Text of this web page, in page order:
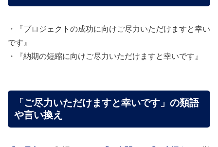
・『プロジェクトの成功に向けご尽力いただけますと幸い
です』
・『納期の短縮に向けご尽力いただけますと幸いです』
「ご尽力いただけますと幸いです」の類語
や言い換え